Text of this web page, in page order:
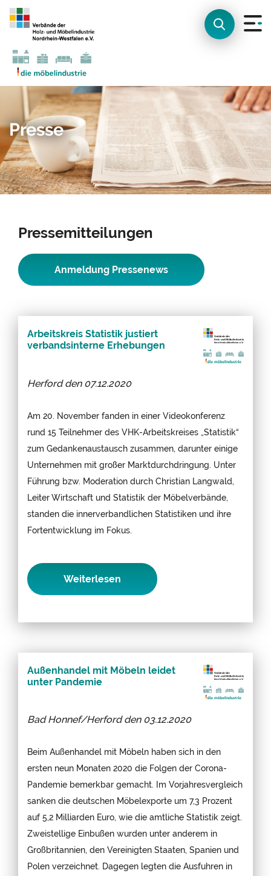
Presse
Pressemitteilungen
Anmeldung Pressenews
Arbeitskreis Statistik justiert
verbandsinterne Erhebungen
Herford den 07.12.2020
Am 20. November fanden in einer Videokonferenz
rund 15 Teilnehmer des VHK-Arbeitskreises „Statistik“
zum Gedankenaustausch zusammen, darunter einige
Unternehmen mit großer Marktdurchdringung. Unter
Führung bzw. Moderation durch Christian Langwald,
Leiter Wirtschaft und Statistik der Möbelverbände,
standen die innerverbandlichen Statistiken und ihre
Fortentwicklung im Fokus.
Weiterlesen
Außenhandel mit Möbeln leidet
unter Pandemie
Bad Honnef/Herford den 03.12.2020
Beim Außenhandel mit Möbeln haben sich in den
ersten neun Monaten 2020 die Folgen der Corona-
Pandemie bemerkbar gemacht. Im Vorjahresvergleich
sanken die deutschen Möbelexporte um 7,3 Prozent
auf 5,2 Milliarden Euro, wie die amtliche Statistik zeigt.
Zweistellige Einbußen wurden unter anderem in
Großbritannien, den Vereinigten Staaten, Spanien und
Polen verzeichnet. Dagegen legten die Ausfuhren in